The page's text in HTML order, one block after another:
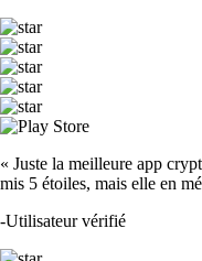
« Juste la meilleure app
mis 5 étoiles, mais elle en
-Utilisateur vérifié